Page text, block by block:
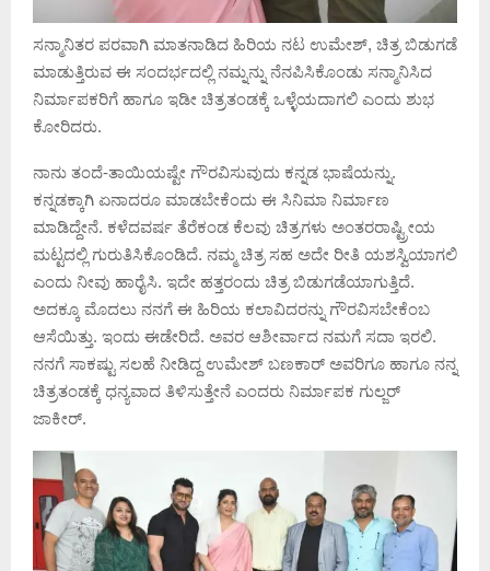
ಸನ್ಮಾನಿತರ ಪರವಾಗಿ ಮಾತನಾಡಿದ ಹಿರಿಯ ನಟ ಉಮೇಶ್, ಚಿತ್ರ ಬಿಡುಗಡೆ
ಮಾಡುತ್ತಿರುವ ಈ ಸಂದರ್ಭದಲ್ಲಿ ನಮ್ನನ್ನು ನೆನಪಿಸಿಕೊಂಡು ಸನ್ಮಾನಿಸಿದ
ನಿರ್ಮಾಪಕರಿಗೆ ಹಾಗೂ ಇಡೀ ಚಿತ್ರತಂಡಕ್ಕೆ ಒಳ್ಳೆಯದಾಗಲಿ ಎಂದು ಶುಭ
ಕೋರಿದರು.
ನಾನು ತಂದೆ-ತಾಯಿಯಷ್ಟೇ ಗೌರವಿಸುವುದು ಕನ್ನಡ ಭಾಷೆಯನ್ನು.
ಕನ್ನಡಕ್ಕಾಗಿ ಏನಾದರೂ ಮಾಡಬೇಕೆಂದು ಈ ಸಿನಿಮಾ ನಿರ್ಮಾಣ
ಮಾಡಿದ್ದೇನೆ. ಕಳೆದವರ್ಷ ತೆರೆಕಂಡ ಕೆಲವು ಚಿತ್ರಗಳು ಅಂತರರಾಷ್ಟ್ರೀಯ
ಮಟ್ಟದಲ್ಲಿ ಗುರುತಿಸಿಕೊಂಡಿದೆ. ನಮ್ಮ ಚಿತ್ರ ಸಹ ಅದೇ ರೀತಿ ಯಶಸ್ವಿಯಾಗಲಿ
ಎಂದು ನೀವು ಹಾರೈಸಿ. ಇದೇ ಹತ್ತರಂದು ಚಿತ್ರ ಬಿಡುಗಡೆಯಾಗುತ್ತಿದೆ.
ಅದಕ್ಕೂ ಮೊದಲು ನನಗೆ ಈ ಹಿರಿಯ ಕಲಾವಿದರನ್ನು ಗೌರವಿಸಬೇಕೆಂಬ
ಆಸೆಯಿತ್ತು. ಇಂದು ಈಡೇರಿದೆ. ಅವರ ಆಶೀರ್ವಾದ ನಮಗೆ ಸದಾ ಇರಲಿ.
ನನಗೆ ಸಾಕಷ್ಟು ಸಲಹೆ ನೀಡಿದ್ದ ಉಮೇಶ್ ಬಣಕಾರ್ ಅವರಿಗೂ ಹಾಗೂ ನನ್ನ
ಚಿತ್ರತಂಡಕ್ಕೆ ಧನ್ಯವಾದ ತಿಳಿಸುತ್ತೇನೆ ಎಂದರು ನಿರ್ಮಾಪಕ ಗುಲ್ಜರ್
ಜಾಕೀರ್.